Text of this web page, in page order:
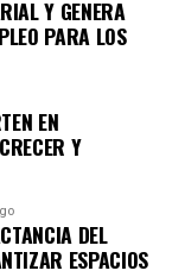
Y GENERA
PARA LOS
EN
Y
DEL
ESPACIOS